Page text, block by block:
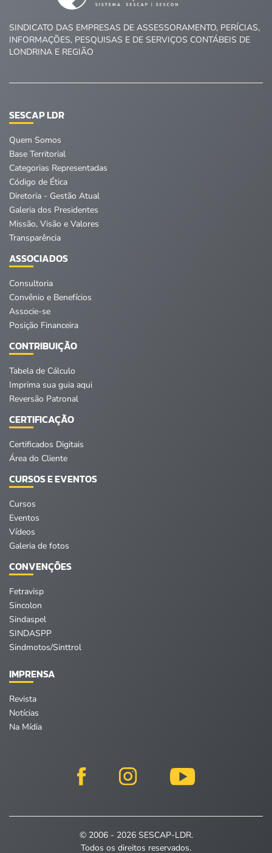
SINDICATO DAS EMPRESAS DE ASSESSORAMENTO, PERÍCIAS,
INFORMAÇÕES, PESQUISAS E DE SERVIÇOS CONTÁBEIS DE
LONDRINA E REGIÃO
SESCAP LDR
Quem Somos
Base Territorial
Categorias Representadas
Código de Ética
Diretoria - Gestão Atual
Galeria dos Presidentes
Missão, Visão e Valores
Transparência
ASSOCIADOS
Consultoria
Convênio e Benefícios
Associe-se
Posição Financeira
CONTRIBUIÇÃO
Tabela de Cálculo
Imprima sua guia aqui
Reversão Patronal
CERTIFICAÇÃO
Certificados Digitais
Área do Cliente
CURSOS E EVENTOS
Cursos
Eventos
Vídeos
Galeria de fotos
CONVENÇÕES
Fetravisp
Sincolon
Sindaspel
SINDASPP
Sindmotos/Sinttrol
IMPRENSA
Revista
Notícias
Na Mídia
© 2006 - 2026 SESCAP-LDR.
Todos os direitos reservados.